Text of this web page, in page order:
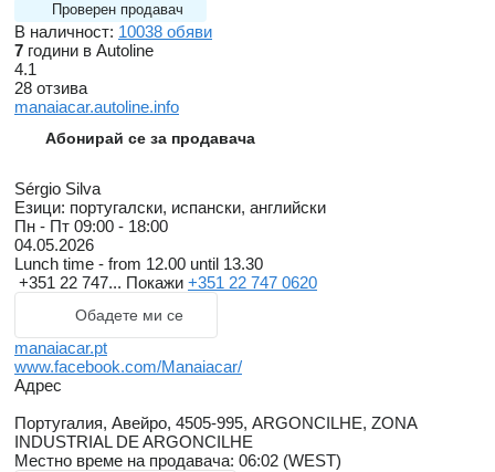
Проверен продавач
В наличност: 10038 обяви
7 години в Autoline
4.1
28 отзива
manaiacar.autoline.info
Абонирай се за продавача
Sérgio Silva
Езици: португалски, испански, английски
Пн - Пт 09:00 - 18:00
04.05.2026
Lunch time - from 12.00 until 13.30
+351 22 747... Покажи +351 22 747 0620
Обадете ми се
manaiacar.pt
www.facebook.com/Manaiacar/
Адрес
Португалия, Авейро, 4505-995, ARGONCILHE, ZONA
INDUSTRIAL DE ARGONCILHE
Местно време на продавача: 06:02 (WEST)